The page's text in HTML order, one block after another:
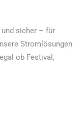
sicher – für
Stromlösungen
ob Festival,